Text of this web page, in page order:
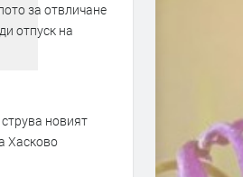
какво
Млад пилот напуска ВВС
скандално обръщение
Румен Радев и компания
за отвличане
отпуск на
новият
Хасково